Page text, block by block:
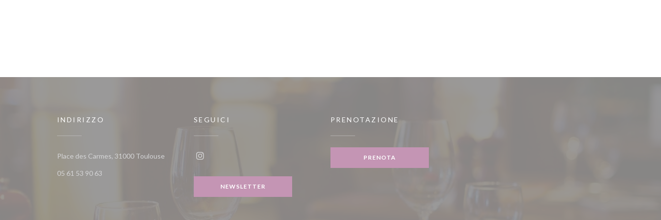
INDIRIZZO
Place des Carmes, 31000 Toulouse((apre una nuova finestra))
05 61 53 90 63
SEGUICI
NEWSLETTER
PRENOTAZIONE
PRENOTA